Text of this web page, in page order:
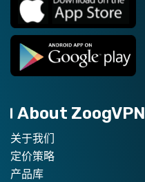
About ZoogVPN
关于我们
定价策略
产品库